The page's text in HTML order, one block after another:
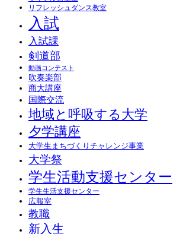
リフレッシュダンス教室
入試
入試課
剣道部
動画コンテスト
吹奏楽部
商大講座
国際交流
地域と呼吸する大学
夕学講座
大学生まちづくりチャレンジ事業
大学祭
学生活動支援センター
学生生活支援センター
広報室
教職
新入生